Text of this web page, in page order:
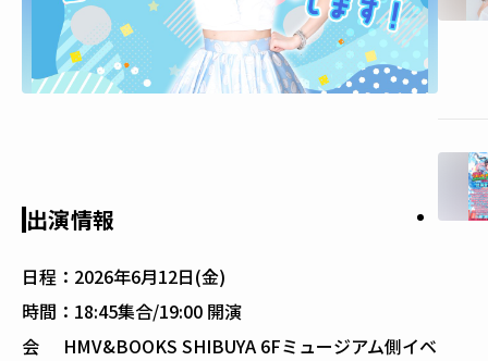
出演情報
日程： 2026年6月12日(金)
時間： 18:45集合/19:00 開演
会
HMV&BOOKS SHIBUYA 6Fミュージアム側イベ